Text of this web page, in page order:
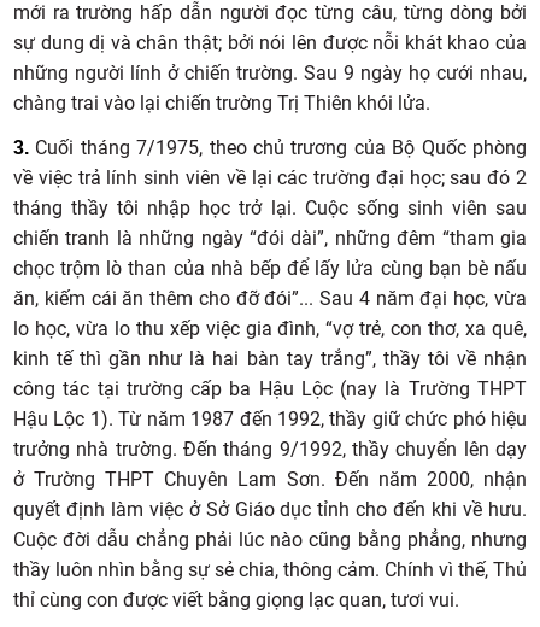
mới ra trường hấp dẫn người đọc từng câu, từng dòng bởi
sự dung dị và chân thật; bởi nói lên được nỗi khát khao của
những người lính ở chiến trường. Sau 9 ngày họ cưới nhau,
chàng trai vào lại chiến trường Trị Thiên khói lửa.
3. Cuối tháng 7/1975, theo chủ trương của Bộ Quốc phòng
về việc trả lính sinh viên về lại các trường đại học; sau đó 2
tháng thầy tôi nhập học trở lại. Cuộc sống sinh viên sau
chiến tranh là những ngày “đói dài”, những đêm “tham gia
chọc trộm lò than của nhà bếp để lấy lửa cùng bạn bè nấu
ăn, kiếm cái ăn thêm cho đỡ đói”... Sau 4 năm đại học, vừa
lo học, vừa lo thu xếp việc gia đình, “vợ trẻ, con thơ, xa quê,
kinh tế thì gần như là hai bàn tay trắng”, thầy tôi về nhận
công tác tại trường cấp ba Hậu Lộc (nay là Trường THPT
Hậu Lộc 1). Từ năm 1987 đến 1992, thầy giữ chức phó hiệu
trưởng nhà trường. Đến tháng 9/1992, thầy chuyển lên dạy
ở Trường THPT Chuyên Lam Sơn. Đến năm 2000, nhận
quyết định làm việc ở Sở Giáo dục tỉnh cho đến khi về hưu.
Cuộc đời dẫu chẳng phải lúc nào cũng bằng phẳng, nhưng
thầy luôn nhìn bằng sự sẻ chia, thông cảm. Chính vì thế, Thủ
thỉ cùng con được viết bằng giọng lạc quan, tươi vui.